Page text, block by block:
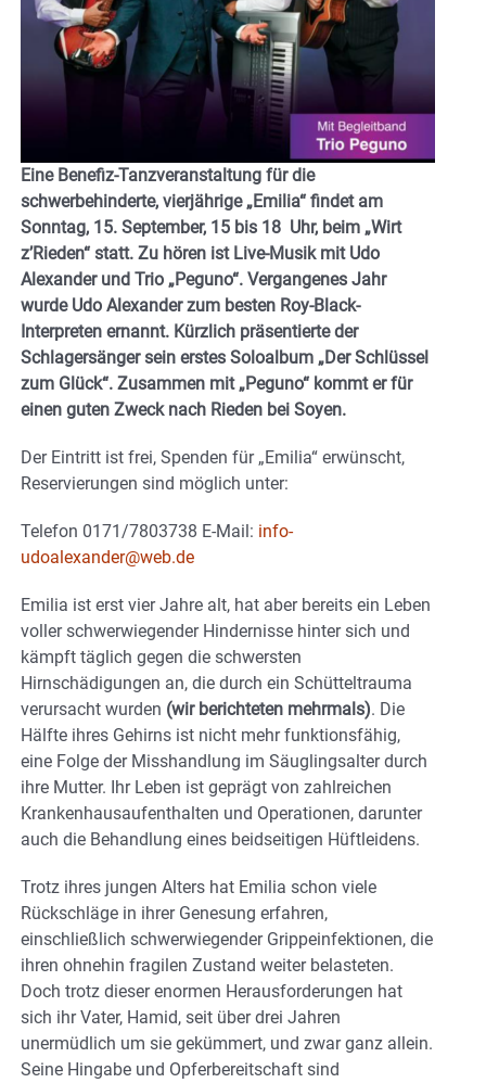
Eine Benefiz-Tanzveranstaltung für die
schwerbehinderte, vierjährige „Emilia“ findet am
Sonntag, 15. September, 15 bis 18 Uhr, beim „Wirt
z’Rieden“ statt. Zu hören ist Live-Musik mit Udo
Alexander und Trio „Peguno“. Vergangenes Jahr
wurde Udo Alexander zum besten Roy-Black-
Interpreten ernannt. Kürzlich präsentierte der
Schlagersänger sein erstes Soloalbum „Der Schlüssel
zum Glück“. Zusammen mit „Peguno“ kommt er für
einen guten Zweck nach Rieden bei Soyen.
Der Eintritt ist frei, Spenden für „Emilia“ erwünscht,
Reservierungen sind möglich unter:
Telefon 0171/7803738 E-Mail: info-
udoalexander@web.de
Emilia ist erst vier Jahre alt, hat aber bereits ein Leben
voller schwerwiegender Hindernisse hinter sich und
kämpft täglich gegen die schwersten
Hirnschädigungen an, die durch ein Schütteltrauma
verursacht wurden (wir berichteten mehrmals). Die
Hälfte ihres Gehirns ist nicht mehr funktionsfähig,
eine Folge der Misshandlung im Säuglingsalter durch
ihre Mutter. Ihr Leben ist geprägt von zahlreichen
Krankenhausaufenthalten und Operationen, darunter
auch die Behandlung eines beidseitigen Hüftleidens.
Trotz ihres jungen Alters hat Emilia schon viele
Rückschläge in ihrer Genesung erfahren,
einschließlich schwerwiegender Grippeinfektionen, die
ihren ohnehin fragilen Zustand weiter belasteten.
Doch trotz dieser enormen Herausforderungen hat
sich ihr Vater, Hamid, seit über drei Jahren
unermüdlich um sie gekümmert, und zwar ganz allein.
Seine Hingabe und Opferbereitschaft sind